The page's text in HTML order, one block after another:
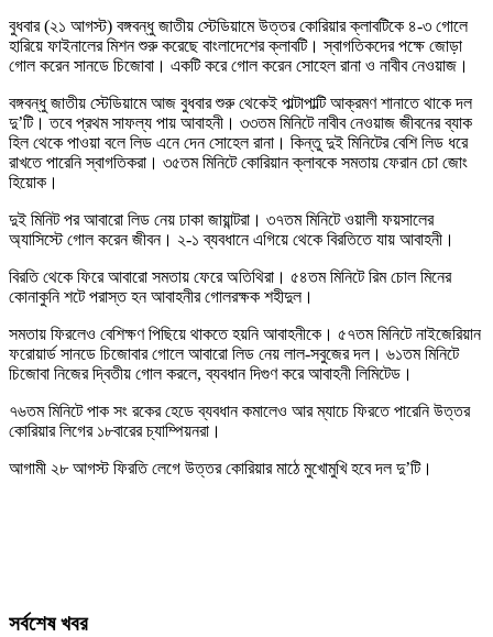
বুধবার (২১ আগস্ট) বঙ্গবন্ধু জাতীয় স্টেডিয়ামে উত্তর কোরিয়ার ক্লাবটিকে ৪-৩ গোলে
হারিয়ে ফাইনালের মিশন শুরু করেছে বাংলাদেশের ক্লাবটি। স্বাগতিকদের পক্ষে জোড়া
গোল করেন সানডে চিজোবা। একটি করে গোল করেন সোহেল রানা ও নাবীব নেওয়াজ।
বঙ্গবন্ধু জাতীয় স্টেডিয়ামে আজ বুধবার শুরু থেকেই পাল্টাপাল্টি আক্রমণ শানাতে থাকে দল
দু’টি। তবে প্রথম সাফল্য পায় আবাহনী। ৩৩তম মিনিটে নাবীব নেওয়াজ জীবনের ব্যাক
হিল থেকে পাওয়া বলে লিড এনে দেন সোহেল রানা। কিন্তু দুই মিনিটের বেশি লিড ধরে
রাখতে পারেনি স্বাগতিকরা। ৩৫তম মিনিটে কোরিয়ান ক্লাবকে সমতায় ফেরান চো জোং
হিয়োক।
দুই মিনিট পর আবারো লিড নেয় ঢাকা জায়ান্টরা। ৩৭তম মিনিটে ওয়ালী ফয়সালের
অ্যাসিস্টে গোল করেন জীবন। ২-১ ব্যবধানে এগিয়ে থেকে বিরতিতে যায় আবাহনী।
বিরতি থেকে ফিরে আবারো সমতায় ফেরে অতিথিরা। ৫৪তম মিনিটে রিম চোল মিনের
কোনাকুনি শটে পরাস্ত হন আবাহনীর গোলরক্ষক শহীদুল।
সমতায় ফিরলেও বেশিক্ষণ পিছিয়ে থাকতে হয়নি আবাহনীকে। ৫৭তম মিনিটে নাইজেরিয়ান
ফরোয়ার্ড সানডে চিজোবার গোলে আবারো লিড নেয় লাল-সবুজের দল। ৬১তম মিনিটে
চিজোবা নিজের দ্বিতীয় গোল করলে, ব্যবধান দিগুণ করে আবাহনী লিমিটেড।
৭৬তম মিনিটে পাক সং রকের হেডে ব্যবধান কমালেও আর ম্যাচে ফিরতে পারেনি উত্তর
কোরিয়ার লিগের ১৮বারের চ্যাম্পিয়নরা।
আগামী ২৮ আগস্ট ফিরতি লেগে উত্তর কোরিয়ার মাঠে মুখোমুখি হবে দল দু’টি।
সর্বশেষ খবর